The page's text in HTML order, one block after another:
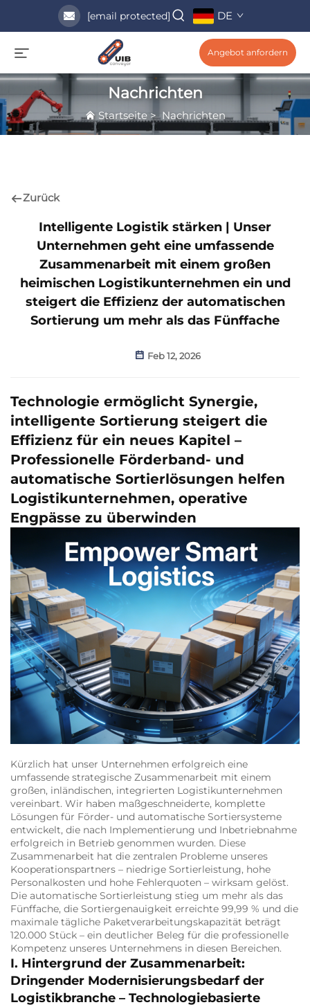
[email protected] DE
Angebot anfordern
Nachrichten
Startseite>Nachrichten
Zurück
Intelligente Logistik stärken | Unser
Unternehmen geht eine umfassende
Zusammenarbeit mit einem großen
heimischen Logistikunternehmen ein und
steigert die Effizienz der automatischen
Sortierung um mehr als das Fünffache
Feb 12, 2026
Technologie ermöglicht Synergie,
intelligente Sortierung steigert die
Effizienz für ein neues Kapitel –
Professionelle Förderband- und
automatische Sortierlösungen helfen
Logistikunternehmen, operative
Engpässe zu überwinden
Kürzlich hat unser Unternehmen erfolgreich eine
umfassende strategische Zusammenarbeit mit einem
großen, inländischen, integrierten Logistikunternehmen
vereinbart. Wir haben maßgeschneiderte, komplette
Lösungen für Förder- und automatische Sortiersysteme
entwickelt, die nach Implementierung und Inbetriebnahme
erfolgreich in Betrieb genommen wurden. Diese
Zusammenarbeit hat die zentralen Probleme unseres
Kooperationspartners – niedrige Sortierleistung, hohe
Personalkosten und hohe Fehlerquoten – wirksam gelöst.
Die automatische Sortierleistung stieg um mehr als das
Fünffache, die Sortiergenauigkeit erreichte 99,99 % und die
maximale tägliche Paketverarbeitungskapazität beträgt
120.000 Stück – ein deutlicher Beleg für die professionelle
Kompetenz unseres Unternehmens in diesen Bereichen.
I. Hintergrund der Zusammenarbeit:
Dringender Modernisierungsbedarf der
Logistikbranche – Technologiebasierte